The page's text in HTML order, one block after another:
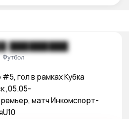
█████████
Футбол
гол в рамках Кубка
,05.05-
матч Инкомспорт-